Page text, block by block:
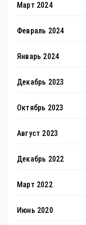
Март 2024
Февраль 2024
Январь 2024
Декабрь 2023
Октябрь 2023
Август 2023
Декабрь 2022
Март 2022
Июнь 2020